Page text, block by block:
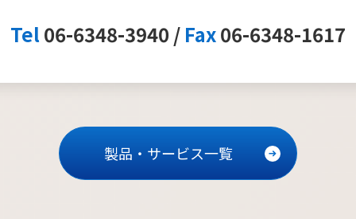
Tel06-6348-3940 / Fax06-6348-1617
製品・サービス一覧